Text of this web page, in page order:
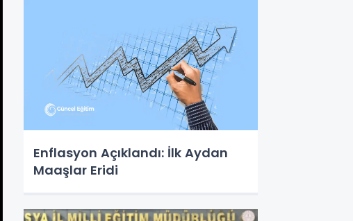
Enflasyon Açıklandı: İlk Aydan
Maaşlar Eridi